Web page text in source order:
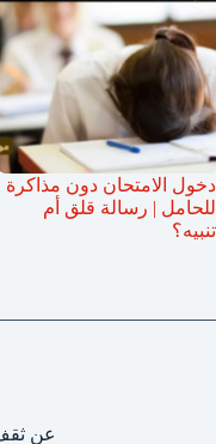
دخول الامتحان دون مذاكرة
للحامل | رسالة قلق أم
تنبيه؟
عن